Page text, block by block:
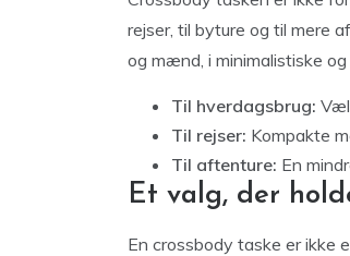
rejser, til byture og til mere
og mænd, i minimalistiske
Til hverdagsbrug:
Til rejser: Kompakte
Til aftenture: En
Et valg, der
En crossbody taske er ikke